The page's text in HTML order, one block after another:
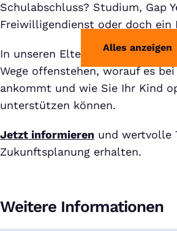
Alles anzeigen
Schulabschluss? Studium, Gap
Freiwilligendienst oder doch ein
In unseren Eltern-Webinaren
Wege offenstehen, worauf es
ankommt und wie Sie Ihr Kind
unterstützen können.
Jetzt informieren und wertvolle
Zukunftsplanung erhalten.
Weitere Informationen